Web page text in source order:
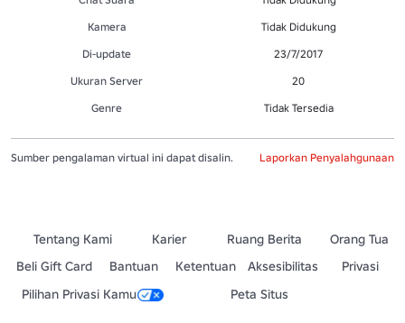
Kamera
Tidak Didukung
Di-update
23/7/2017
Ukuran Server
20
Genre
Tidak Tersedia
Sumber pengalaman virtual ini dapat disalin. Laporkan Penyalahgunaan
Tentang Kami Karier Ruang Berita
Orang Tua
Beli Gift Card
Bantuan Ketentuan Aksesibilitas
Privasi
Pilihan Privasi Kamu
Peta Situs